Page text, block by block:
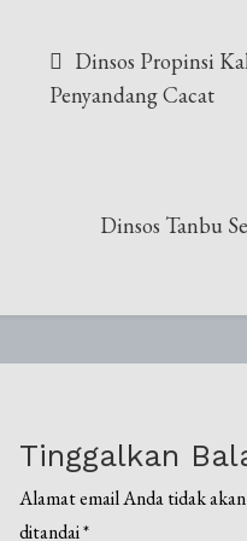
pos
Dinsos Propinsi
Penyandang Cacat
Dinsos Tanbu
Tinggalkan
Alamat email Anda tidak
ditandai*